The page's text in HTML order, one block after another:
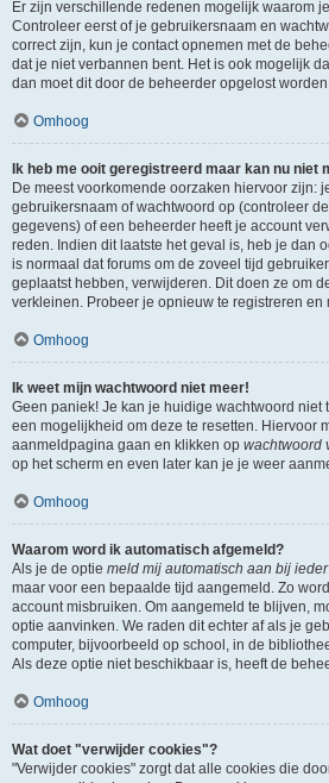
Er zijn verschillende redenen mogelijk waarom
Controleer eerst of je gebruikersnaam en
correct zijn, kun je contact opnemen met de
dat je niet verbannen bent. Het is ook mogelijk
dan moet dit door de beheerder opgelost
Omhoog
Ik heb me ooit geregistreerd maar kan nu niet
De meest voorkomende oorzaken hiervoor zijn:
gebruikersnaam of wachtwoord op (controleer
gegevens) of een beheerder heeft je account
reden. Indien dit laatste het geval is, heb je dan
is normaal dat forums om de zoveel tijd
geplaatst hebben, verwijderen. Dit doen ze om
verkleinen. Probeer je opnieuw te registreren en
Omhoog
Ik weet mijn wachtwoord niet meer!
Geen paniek! Je kan je huidige wachtwoord niet
een mogelijkheid om deze te resetten. Hiervoor
aanmeldpagina gaan en klikken op wachtwoord
op het scherm en even later kan je je weer
Omhoog
Waarom word ik automatisch afgemeld?
Als je de optie meld mij automatisch aan bij
maar voor een bepaalde tijd aangemeld. Zo
account misbruiken. Om aangemeld te blijven,
optie aanvinken. We raden dit echter af als je
computer, bijvoorbeeld op school, in de
Als deze optie niet beschikbaar is, heeft de
Omhoog
Wat doet "verwijder cookies"?
"Verwijder cookies" zorgt dat alle cookies die